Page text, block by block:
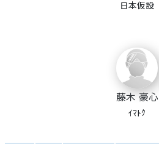
日本仮設
藤木 豪心
ｲﾏﾄｸ